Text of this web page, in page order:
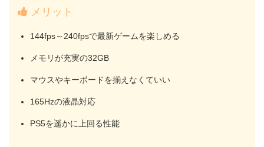
メリット
144fps～240fpsで最新ゲームを楽しめる
メモリが充実の32GB
マウスやキーボードを揃えなくていい
165Hzの液晶対応
PS5を遥かに上回る性能